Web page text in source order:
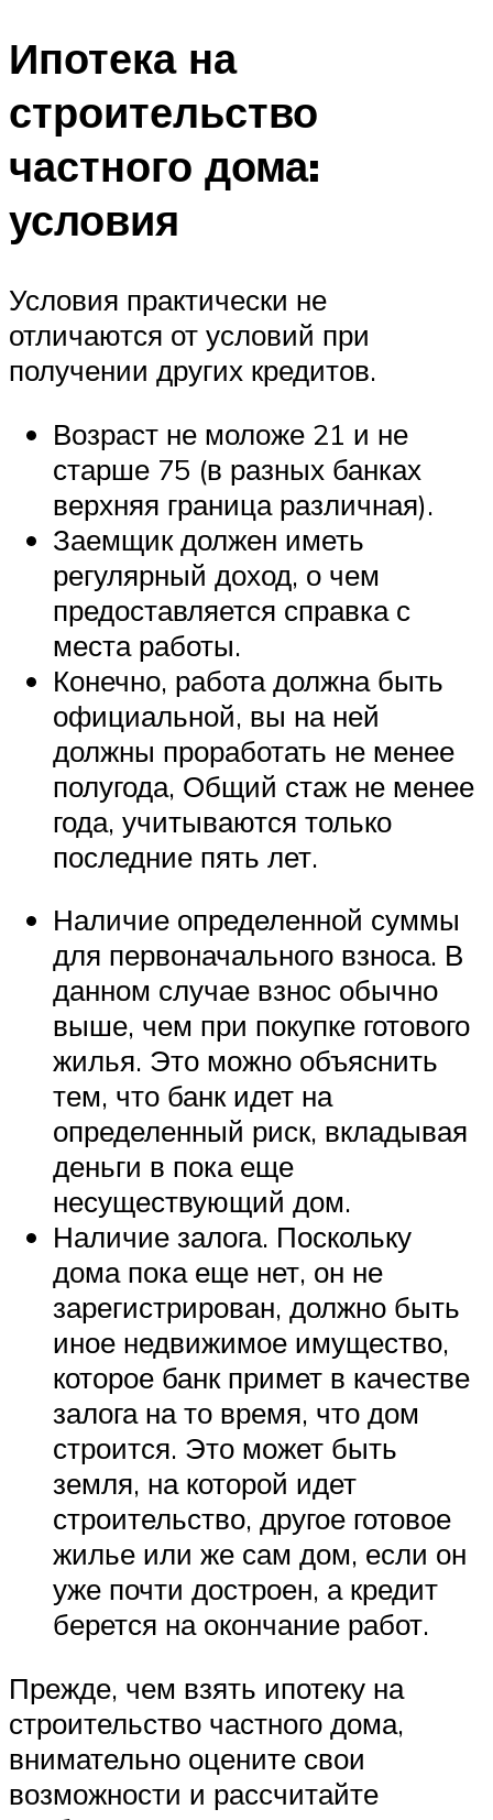
Ипотека на
строительство
частного дома:
условия
Условия практически не
отличаются от условий при
получении других кредитов.
Возраст не моложе 21 и не
старше 75 (в разных банках
верхняя граница различная).
Заемщик должен иметь
регулярный доход, о чем
предоставляется справка с
места работы.
Конечно, работа должна быть
официальной, вы на ней
должны проработать не менее
полугода, Общий стаж не менее
года, учитываются только
последние пять лет.
Наличие определенной суммы
для первоначального взноса. В
данном случае взнос обычно
выше, чем при покупке готового
жилья. Это можно объяснить
тем, что банк идет на
определенный риск, вкладывая
деньги в пока еще
несуществующий дом.
Наличие залога. Поскольку
дома пока еще нет, он не
зарегистрирован, должно быть
иное недвижимое имущество,
которое банк примет в качестве
залога на то время, что дом
строится. Это может быть
земля, на которой идет
строительство, другое готовое
жилье или же сам дом, если он
уже почти достроен, а кредит
берется на окончание работ.
Прежде, чем взять ипотеку на
строительство частного дома,
внимательно оцените свои
возможности и рассчитайте